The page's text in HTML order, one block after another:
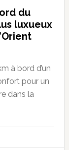
du
luxueux
à bord d’un
pour un
dans la